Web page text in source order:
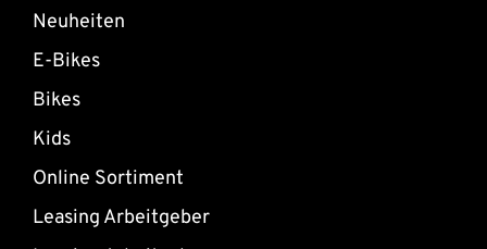
Neuheiten
E-Bikes
Bikes
Kids
Online Sortiment
Leasing Arbeitgeber